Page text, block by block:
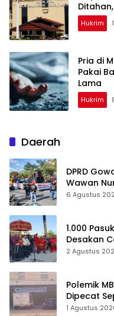
Hukrim
Pria di
Pakai
Lama
Hukrim
Daerah
DPRD
Wawan
6 Agustus
1.000
Desakan
2 Agustus
Polemik
Dipecat
1 Agustus